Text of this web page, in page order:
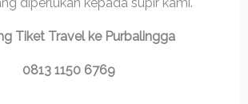
Tiket Travel ke Purbalingga
0813 1150 6769